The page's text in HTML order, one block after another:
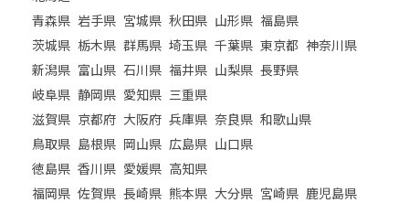
青森県 岩手県 宮城県 秋田県 山形県 福島県
茨城県 栃木県 群馬県 埼玉県 千葉県 東京都 神奈川県
新潟県 富山県 石川県 福井県 山梨県 長野県
岐阜県 静岡県 愛知県 三重県
滋賀県 京都府 大阪府 兵庫県 奈良県 和歌山県
鳥取県 島根県 岡山県 広島県 山口県
徳島県 香川県 愛媛県 高知県
福岡県 佐賀県 長崎県 熊本県 大分県 宮崎県 鹿児島県